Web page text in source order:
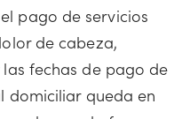
el pago de servicios
de cabeza,
fechas de pago de
domiciliar queda en